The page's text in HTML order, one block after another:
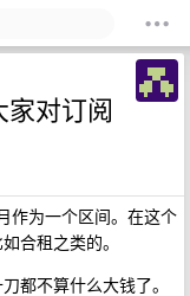
对订阅
作为一个区间。在这个
合租之类的。
都不算什么大钱了。